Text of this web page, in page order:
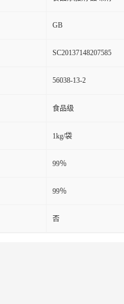
GB
SC20137148207585
56038-13-2
食品级
1kg/袋
99％
99％
否